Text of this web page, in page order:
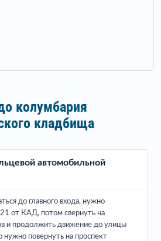
колумбария
кладбища
автомобильной
до главного входа, нужно
от КАД, потом свернуть на
и продолжить движение до улицы
нужно повернуть на проспект